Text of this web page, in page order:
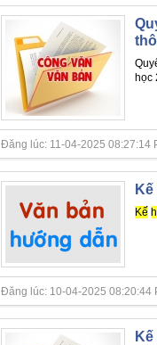
học
Đăng lúc: 11-04-2025 08:27:14
Kế
Đăng lúc: 10-04-2025 08:20:44